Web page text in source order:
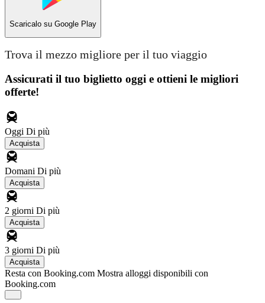
Scaricalo su Google Play
Trova il mezzo migliore per il tuo viaggio
Assicurati il ​​tuo biglietto oggi e ottieni le migliori
offerte!
Oggi Di più
Acquista
Domani Di più
Acquista
2 giorni Di più
Acquista
3 giorni Di più
Acquista
Resta con Booking.com Mostra alloggi disponibili con
Booking.com